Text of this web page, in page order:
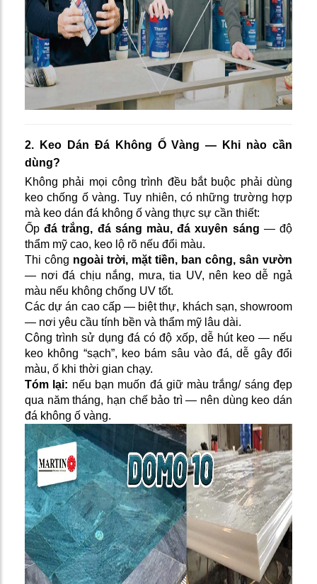
2. Keo Dán Đá Không Ố Vàng — Khi nào cần
dùng?
Không phải mọi công trình đều bắt buộc phải dùng
keo chống ố vàng. Tuy nhiên, có những trường hợp
mà keo dán đá không ố vàng thực sự cần thiết:
Ốpđá trắng, đá sáng màu, đá xuyên sáng — độ
thẩm mỹ cao, keo lộ rõ nếu đổi màu.
Thi công ngoài trời, mặt tiền, ban công, sân vườn
— nơi đá chịu nắng, mưa, tia UV, nên keo dễ ngả
màu nếu không chống UV tốt.
Các dự án cao cấp — biệt thự, khách sạn, showroom
— nơi yêu cầu tính bền và thẩm mỹ lâu dài.
Công trình sử dụng đá có độ xốp, dễ hút keo — nếu
keo không “sạch”, keo bám sâu vào đá, dễ gây đổi
màu, ố khi thời gian chạy.
Tóm lại: nếu bạn muốn đá giữ màu trắng/ sáng đẹp
qua năm tháng, hạn chế bảo trì — nên dùng keo dán
đá không ố vàng.